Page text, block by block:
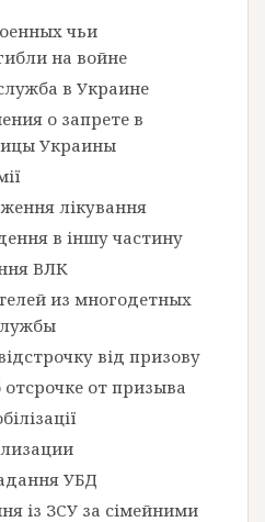
чьи
на войне
в Украине
о запрете в
Украины
лікування
в іншу частину
ВЛК
из многодетных
від призову
от призыва
УБД
із ЗСУ за сімейними